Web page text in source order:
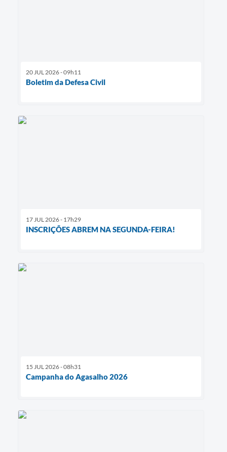
20 JUL 2026 - 09h11
Boletim da Defesa Civil
17 JUL 2026 - 17h29
INSCRIÇÕES ABREM NA SEGUNDA-FEIRA!
15 JUL 2026 - 08h31
Campanha do Agasalho 2026